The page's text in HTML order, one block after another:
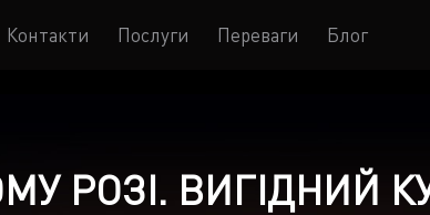
Контакти Послуги Переваги Блог
РОЗІ. ВИГІДНИЙ